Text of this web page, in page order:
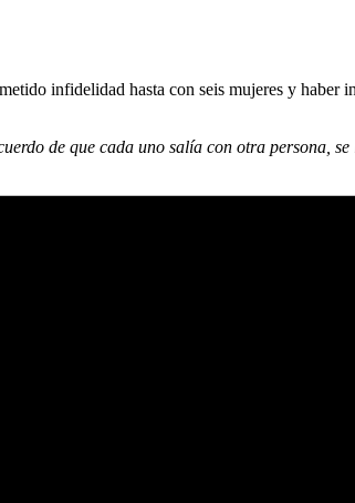
infidelidad hasta con seis mujeres y haber
de que cada uno salía con otra persona,